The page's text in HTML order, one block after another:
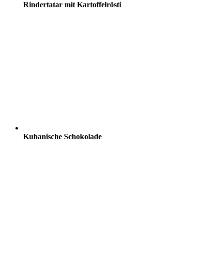
Rindertatar mit Kartoffelrösti
Kubanische Schokolade